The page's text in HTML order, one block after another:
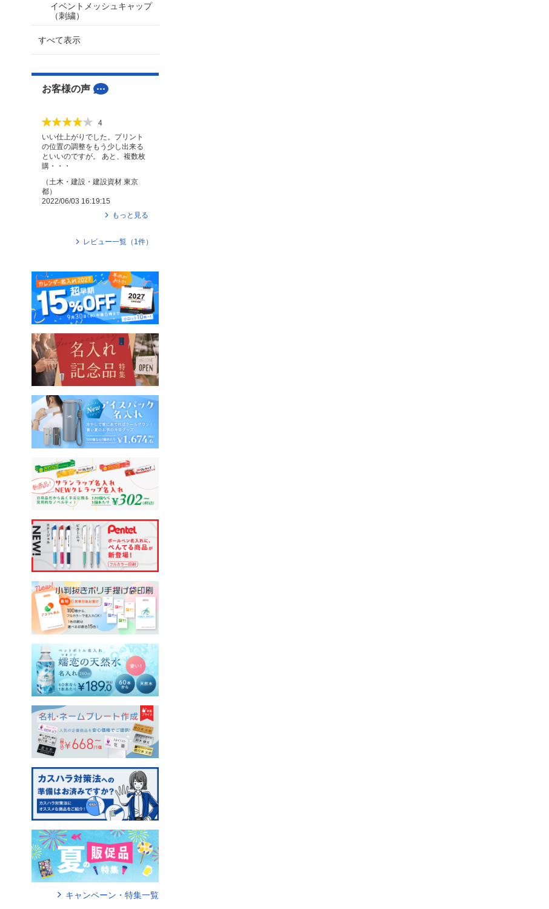
イベントメッシュキャップ
（刺繍）
すべて表示
お客様の声
4
いい仕上がりでした。プリント
の位置の調整をもう少し出来る
といいのですが。 あと、複数枚
購・・・
（ 土木・建設・建設資材 東京
都）
2022/06/03 16:19:15
もっと見る
レビュー一覧（ 1 件）
キャンペーン・特集一覧